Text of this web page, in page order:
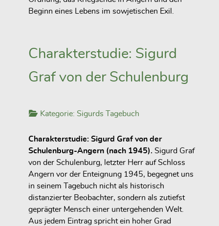
Beginn eines Lebens im sowjetischen Exil.
Charakterstudie: Sigurd
Graf von der Schulenburg
Kategorie: Sigurds Tagebuch
Charakterstudie: Sigurd Graf von der
Schulenburg-Angern (nach 1945). Sigurd Graf
von der Schulenburg, letzter Herr auf Schloss
Angern vor der Enteignung 1945, begegnet uns
in seinem Tagebuch nicht als historisch
distanzierter Beobachter, sondern als zutiefst
geprägter Mensch einer untergehenden Welt.
Aus jedem Eintrag spricht ein hoher Grad